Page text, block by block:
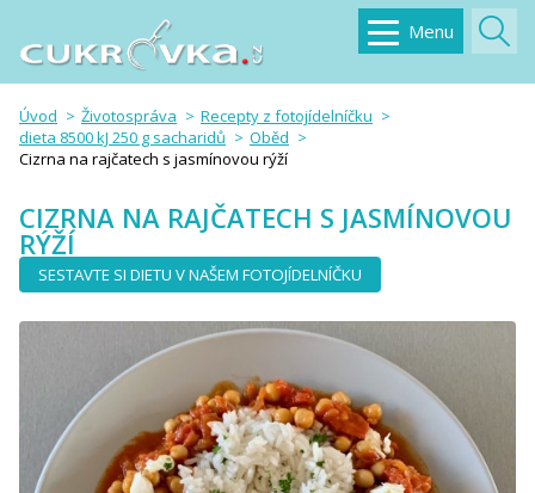
Menu
Úvod Životospráva
Recepty z fotojídelníčku
dieta 8500 kJ 250 g sacharidů
Oběd
Cizrna na rajčatech s jasmínovou rýží
CIZRNA NA RAJČATECH S JASMÍNOVOU
RÝŽÍ
SESTAVTE SI DIETU V NAŠEM FOTOJÍDELNÍČKU